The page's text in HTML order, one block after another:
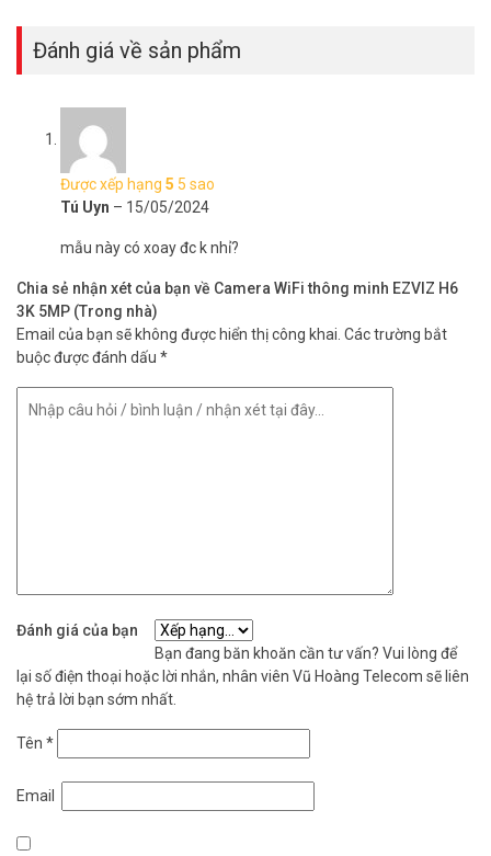
Thông số kỹ thuật camera WiFi thông minh
5MP EZVIZ H6 3K
– Model: CS-H6-V100-1J5WF
– Camera quay quét sử dụng trong nhà
– Chuẩn nén H.265 tiết kiệm băng thông lưu trữ
– 3K Smart Home PT AI Camera
– Cảm biến hình ảnh 1/2.7″ Progressive Scan CMOS
– Độ phân giải 2880 × 1620
– Ống kính 4mm@ F1.6, view angle:104° (Horizontal), 87°
(Vertical), 53°(Diagonal)
– Xoay ngang: 353°, dọc: 133°
– Công nghệ AI-Powered phát hiện người / vật nuôi / vẫy tay / âm
thanh
– Trọng lượng: 255g
– Chứng nhận: CE/ UL/ FCC/ WEEE/ REACH/ RoHS/ UKCA
– Xuất xứ: Trung Quốc.
– Bảo hành: 24 tháng.
Trọn bộ camera WiFi thông minh EZVIZ H6 3K
bao gồm:
– Camera EZVIZ H6 3K
– Dây nguồn
Đánh giá về sản phẩm
Được xếp hạng 5 5 sao
Tú Uyn – 15/05/2024
mẫu này có xoay đc k nhỉ?
Chia sẻ nhận xét của bạn về Camera WiFi thông minh EZVIZ H6
3K 5MP (Trong nhà)
Email của bạn sẽ không được hiển thị công khai. Các trường bắt
buộc được đánh dấu *
Đánh giá của bạn
Bạn đang băn khoăn cần tư vấn? Vui lòng để
lại số điện thoại hoặc lời nhắn, nhân viên Vũ Hoàng Telecom sẽ liên
hệ trả lời bạn sớm nhất.
Tên *
Email